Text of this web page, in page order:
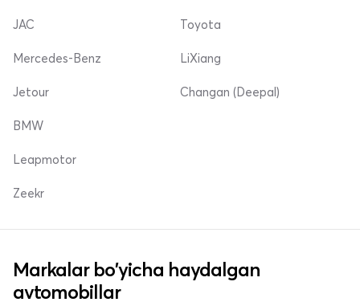
JAC
Mercedes-Benz
Jetour
Toyota
LiXiang
Changan (Deepal)
BMW
Leapmotor
Zeekr
Markalar bo'yicha haydalgan
avtomobillar